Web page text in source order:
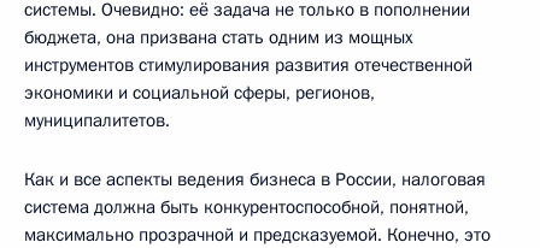
системы. Очевидно: её задача не только в пополнении
бюджета, она призвана стать одним из мощных
инструментов стимулирования развития отечественной
экономики и социальной сферы, регионов,
муниципалитетов.
Как и все аспекты ведения бизнеса в России, налоговая
система должна быть конкурентоспособной, понятной,
максимально прозрачной и предсказуемой. Конечно, это